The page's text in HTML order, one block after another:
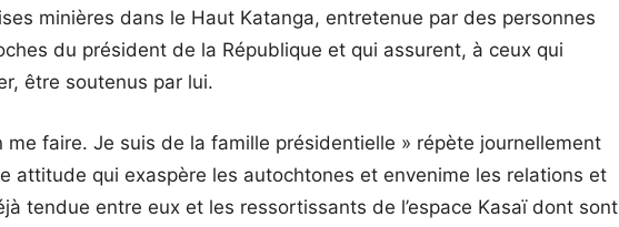
minières dans le Haut Katanga, entretenue par des personnes
du président de la République et qui assurent, à ceux qui
être soutenus par lui.
me faire. Je suis de la famille présidentielle » répète journellement
attitude qui exaspère les autochtones et envenime les relations et
tendue entre eux et les ressortissants de l’espace Kasaï dont sont